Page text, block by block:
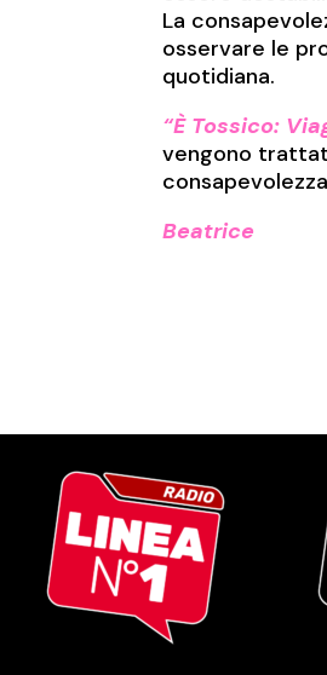
La
osservare le
quotidiana.
“È Tossico:
vengono
Beatrice